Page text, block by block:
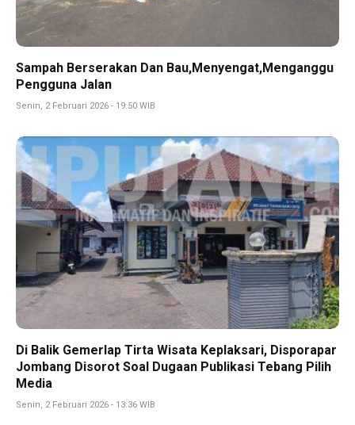
Sampah Berserakan Dan Bau,Menyengat,Menganggu
Pengguna Jalan
Senin, 2 Februari 2026 - 19:50 WIB
Di Balik Gemerlap Tirta Wisata Keplaksari, Disporapar
Jombang Disorot Soal Dugaan Publikasi Tebang Pilih
Media
Senin, 2 Februari 2026 - 13:36 WIB